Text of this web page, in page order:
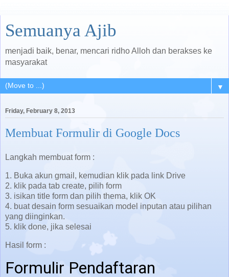
Semuanya Ajib
menjadi baik, benar, mencari ridho Alloh dan berakses ke
masyarakat
▼
Friday, February 8, 2013
Membuat Formulir di Google Docs
Langkah membuat form :
1. Buka akun gmail, kemudian klik pada link Drive
2. klik pada tab create, pilih form
3. isikan title form dan pilih thema, klik OK
4. buat desain form sesuaikan model inputan atau pilihan
yang diinginkan.
5. klik done, jika selesai
Hasil form :